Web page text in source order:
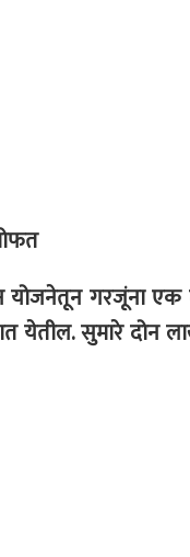
योजनेतून गरजूंना एक
येतील. सुमारे दोन